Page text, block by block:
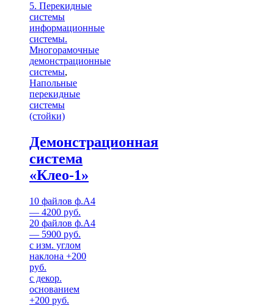
5. Перекидные
системы
информационные
системы.
Многорамочные
демонстрационные
системы,
Напольные
перекидные
системы
(стойки)
Демонстрационная
система
«Клео-1»
10 файлов ф.А4
— 4200 руб.
20 файлов ф.А4
— 5900 руб.
с изм. углом
наклона +200
руб.
с декор.
основанием
+200 руб.